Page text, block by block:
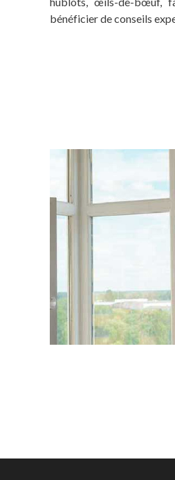
bénéficier de conseils